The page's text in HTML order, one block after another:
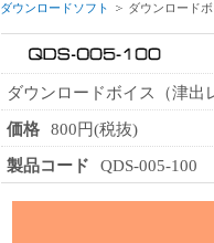
ダウンロードソフト ダウンロード
ダウンロードボイス（津出
価格 800円(税抜)
製品コード QDS-005-100